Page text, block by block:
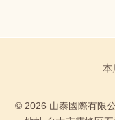
本
© 2026 山泰國際有限